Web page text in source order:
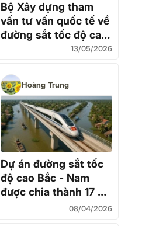
Bộ Xây dựng tham
vấn tư vấn quốc tế về
đường sắt tốc độ cao
13/05/2026
Hoàng Trung
Dự án đường sắt tốc
độ cao Bắc - Nam
được chia thành 17 dự
08/04/2026